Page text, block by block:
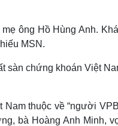
ông Hồ Hùng Anh.
MSN.
sàn chứng khoán Việt
thuộc về “người
bà Hoàng Anh Minh,